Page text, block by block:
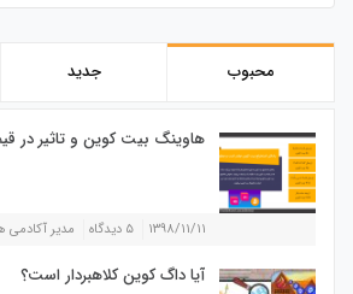
محبوب جدید
هاوینگ بیت کوین و تاثیر در
۱۳۹۸/۱۱/۱۱ ۵ دیدگاه مدیر آکادمی
آیا داگ کوین کلاهبردار است؟